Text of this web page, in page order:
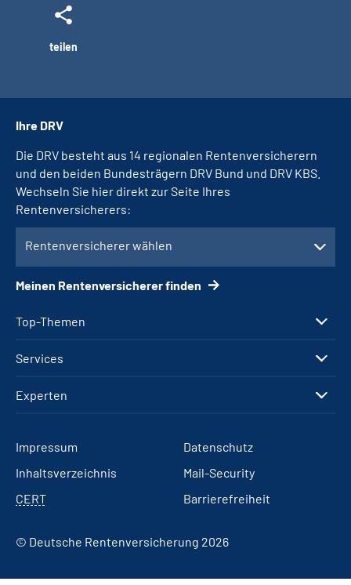
teilen
Top-Themen
Services
Experten
Ihre DRV
Die DRV besteht aus 14 regionalen Rentenversicherern
und den beiden Bundesträgern DRV Bund und DRV KBS.
Wechseln Sie hier direkt zur Seite Ihres
Rentenversicherers:
Rentenversicherer wählen
Meinen Rentenversicherer finden
Impressum
Datenschutz
Inhaltsverzeichnis
Mail-Security
CERT
Barrierefreiheit
© Deutsche Rentenversicherung 2026